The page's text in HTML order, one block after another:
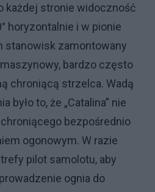
każdej stronie widoczność
horyzontalnie i w pionie
stanowisk zamontowany
maszynowy, bardzo często
chroniącą strzelca. Wadą
było to, że „Catalina” nie
bezpośrednio
ogonowym. W razie
pilot samolotu, aby
ognia do